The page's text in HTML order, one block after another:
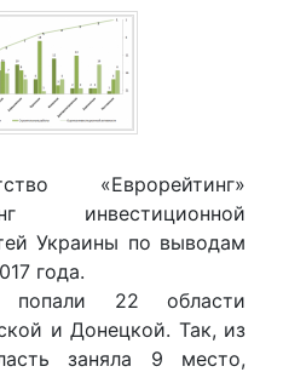
«Еврорейтинг»
инвестиционной
Украины по выводам
года.
попали 22 области
и Донецкой. Так, из
заняла 9 место,